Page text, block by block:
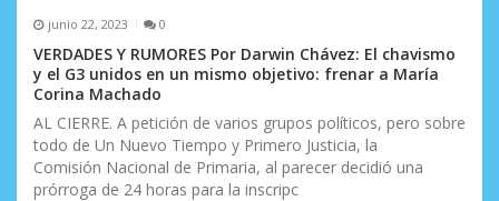
junio 22, 2023 0
VERDADES Y RUMORES Por Darwin Chávez: El chavismo
y el G3 unidos en un mismo objetivo: frenar a María
Corina Machado
AL CIERRE. A petición de varios grupos políticos, pero sobre
todo de Un Nuevo Tiempo y Primero Justicia, la
Comisión Nacional de Primaria, al parecer decidió una
prórroga de 24 horas para la inscripc